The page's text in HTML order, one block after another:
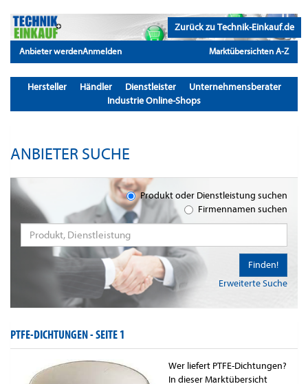
Zurück zu Technik-Einkauf.de
Anbieter werdenAnmelden Marktübersichten A-Z
Hersteller Händler Dienstleister
Unternehmensberater
Industrie Online-Shops
ANBIETER SUCHE
Produkt oder Dienstleistung suchen
Firmennamen suchen
Erweiterte Suche
Finden!
PTFE-DICHTUNGEN -SEITE 1
Wer liefert PTFE-Dichtungen?
In dieser Marktübersicht